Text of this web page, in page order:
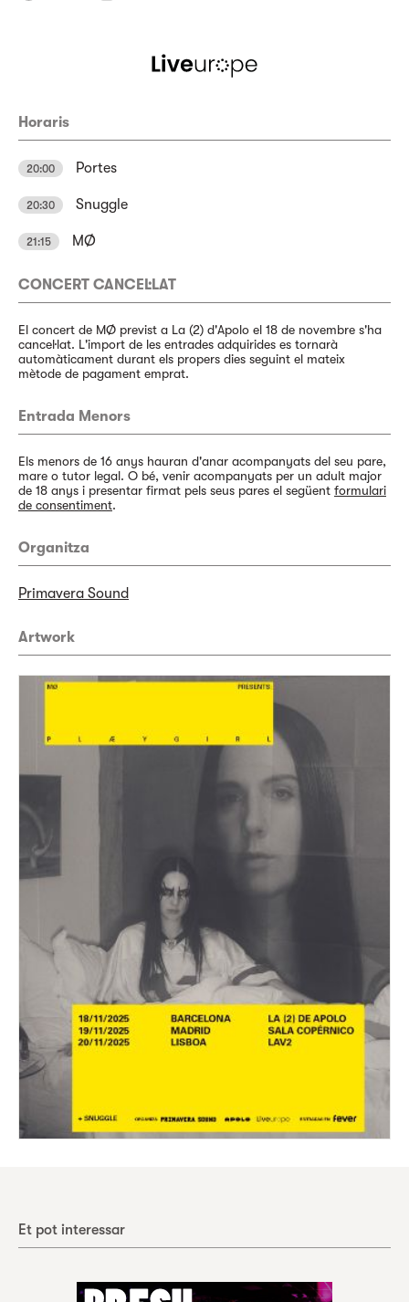
Horaris
20:00 Portes
20:30 Snuggle
21:15 MØ
CONCERT CANCEL·LAT
El concert de MØ previst a La (2) d'Apolo el 18 de novembre s'ha
cancel·lat. L'import de les entrades adquirides es tornarà
automàticament durant els propers dies seguint el mateix
mètode de pagament emprat.
Entrada Menors
Els menors de 16 anys hauran d'anar acompanyats del seu pare,
mare o tutor legal. O bé, venir acompanyats per un adult major
de 18 anys i presentar firmat pels seus pares el següent formulari
de consentiment.
Organitza
Primavera Sound
Artwork
Et pot interessar